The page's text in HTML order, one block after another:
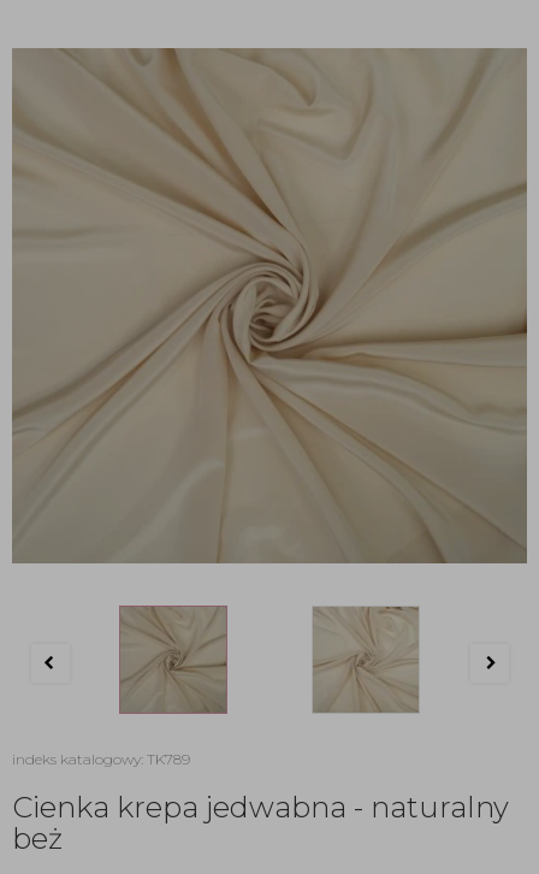
indeks katalogowy: TK789
Cienka krepa jedwabna - naturalny
beż